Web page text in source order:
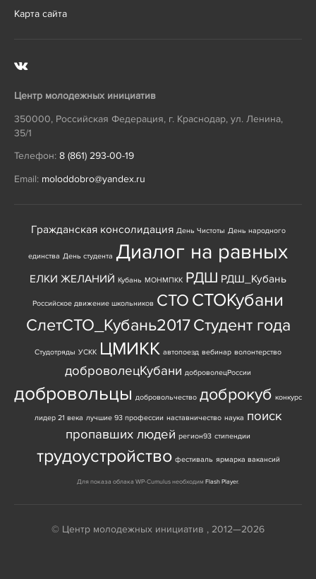
Карта сайта
Центр молодежных инициатив
350000, Российская Федерация, г. Краснодар, ул. Ленина,
35/1
Телефон: 8 (861) 293-00-19
Email: moloddobro@yandex.ru
Гражданская консолидация День Чистоты День народного
единства День студента Диалог на равных
ЕЛКИ ЖЕЛАНИЙ Кубань МОНМПКК РДШ РДШ_Кубань
Российское движение школьников СТО СТОКубани
СлетСТО_Кубань2017Студент года
Студотряды УСКК ЦМИКК автопоезд вебинар волонтерство
доброволецКубани доброволецРоссии
добровольцы добровольчество доброкуб конкурс
лидер 21 века лучшие 93 профессии наставничество наука поиск
пропавших людей регион93 стипендии
трудоустройство фестиваль ярмарка вакансий
Для показа облака WP-Cumulus необходим Flash Player.
© Центр молодежных инициатив , 2012—2026